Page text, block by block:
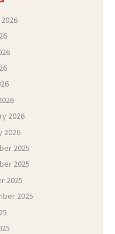
2026
2026
2026
2025
2025
2025
2025